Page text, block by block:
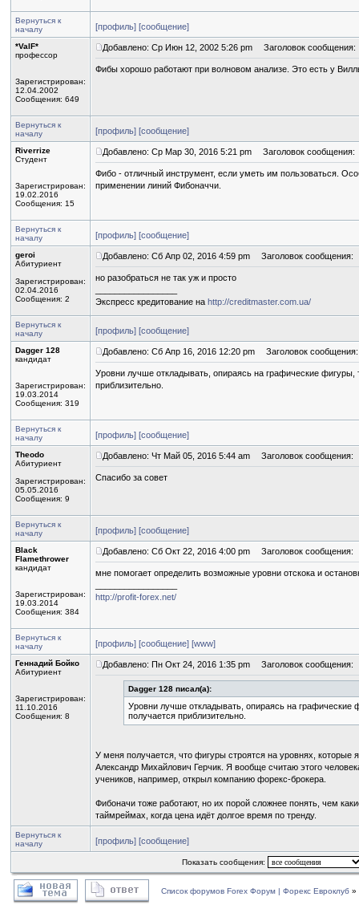
Вернуться к
началу
[профиль] [сообщение]
*ValF*
профессор
Зарегистрирован:
12.04.2002
Сообщения: 649
Добавлено: Ср Июн 12, 2002 5:26 pm Заголовок сообщения:
Фибы хорошо работают при волновом анализе. Это есть у
Вернуться к
началу
[профиль] [сообщение]
Riverrize
Студент
Зарегистрирован:
19.02.2016
Сообщения: 15
Добавлено: Ср Мар 30, 2016 5:21 pm Заголовок сообщения:
Фибо - отличный инструмент, если уметь им пользоваться.
применении линий Фибоначчи.
Вернуться к
началу
[профиль] [сообщение]
geroi
Абитуриент
Зарегистрирован:
02.04.2016
Сообщения: 2
Добавлено: Сб Апр 02, 2016 4:59 pm Заголовок сообщения:
но разобраться не так уж и просто
Экспресс кредитование на http://creditmaster.com.ua/
Вернуться к
началу
[профиль] [сообщение]
Dagger 128
кандидат
Зарегистрирован:
19.03.2014
Сообщения: 319
Добавлено: Сб Апр 16, 2016 12:20 pm Заголовок сообщения:
Уровни лучше откладывать, опираясь на графические
приблизительно.
Вернуться к
началу
[профиль] [сообщение]
Theodo
Абитуриент
Зарегистрирован:
05.05.2016
Сообщения: 9
Добавлено: Чт Май 05, 2016 5:44 am Заголовок сообщения:
Спасибо за совет
Вернуться к
началу
[профиль] [сообщение]
Black
Flamethrower
кандидат
Зарегистрирован:
19.03.2014
Сообщения: 384
Добавлено: Сб Окт 22, 2016 4:00 pm Заголовок сообщения:
мне помогает определить возможные уровни отскока и
http://profit-forex.net/
Вернуться к
началу
[профиль] [сообщение] [www]
Геннадий Бойко
Абитуриент
Зарегистрирован:
11.10.2016
Сообщения: 8
Добавлено: Пн Окт 24, 2016 1:35 pm Заголовок сообщения:
Dagger 128 писал(а):
Уровни лучше откладывать, опираясь на графические
получается приблизительно.
У меня получается, что фигуры строятся на уровнях,
Александр Михайлович Герчик. Я вообще считаю этого
учеников, например, открыл компанию форекс-брокера.
Фибоначи тоже работают, но их порой сложнее понять, чем
таймреймах, когда цена идёт долгое время по тренду.
Вернуться к
началу
[профиль] [сообщение]
Показать сообщения:
Список форумов Forex Форум | Форекс Евроклуб »